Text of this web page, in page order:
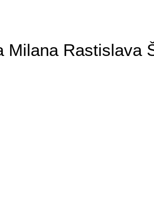
Milana Rastislava